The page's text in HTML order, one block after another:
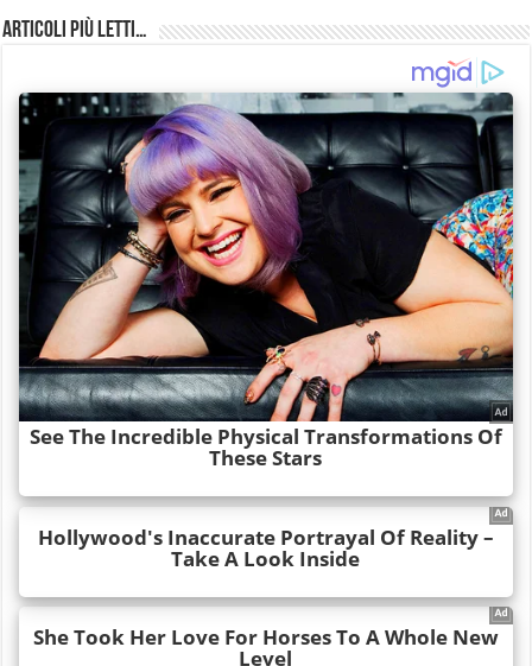
Articoli più Letti…